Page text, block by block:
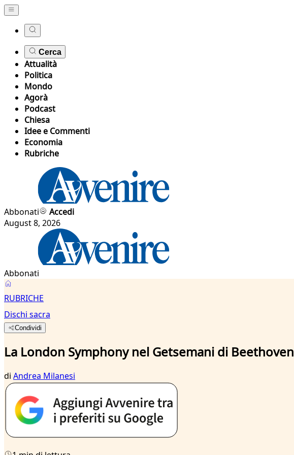
Cerca
Attualità
Politica
Mondo
Agorà
Podcast
Chiesa
Idee e Commenti
Economia
Rubriche
Abbonati
Accedi
August 8, 2026
Abbonati
RUBRICHE
Dischi sacra
Condividi
La London Symphony nel Getsemani di Beethoven
di Andrea Milanesi